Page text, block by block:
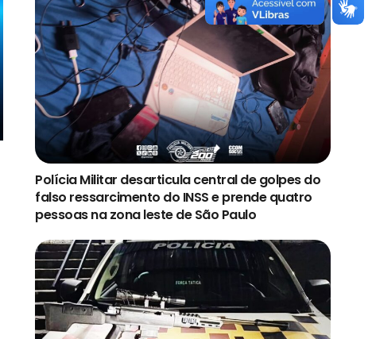
Polícia Militar desarticula central de golpes do
falso ressarcimento do INSS e prende quatro
pessoas na zona leste de São Paulo